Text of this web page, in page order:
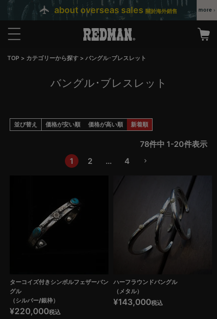
about overseas sales 關於海外銷售
TOP カテゴリーから探す バングル･ブレスレット
バングル･ブレスレット
並び替え 価格が安い順 価格が高い順 新着順
78件中 1-20件表示
1
2 … 4
ターコイズ付きシンボルフェザーバン
グル
（シルバー/銀枠）
¥220,000税込
ハーフラウンドバングル
（メタル）
¥143,000税込